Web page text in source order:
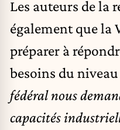
Les auteurs de la
également que la
préparer à
besoins du
fédéral nous
capacités